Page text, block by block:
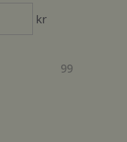
kr
99